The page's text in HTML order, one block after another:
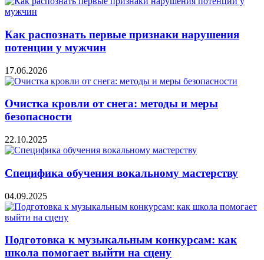
Как распознать первые признаки нарушения
потенции у мужчин
17.06.2026
Очистка кровли от снега: методы и меры
безопасности
22.10.2025
Специфика обучения вокальному мастерству
04.09.2025
Подготовка к музыкальным конкурсам: как
школа помогает выйти на сцену